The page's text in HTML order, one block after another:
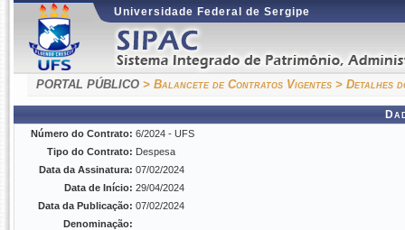
Universidade Federal de Sergipe
PORTAL PÚBLICO > Balancete de Contratos Vigentes > Detalhes
Número do Contrato: 6/2024 - UFS
Tipo do Contrato: Despesa
Data da Assinatura: 07/02/2024
Data de Início: 29/04/2024
Data da Publicação: 07/02/2024
Denominação: